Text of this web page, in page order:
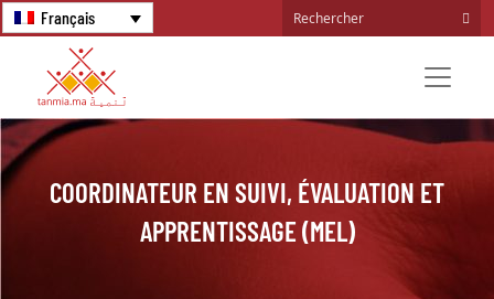
Français
COORDINATEUR EN SUIVI, ÉVALUATION ET
APPRENTISSAGE (MEL)